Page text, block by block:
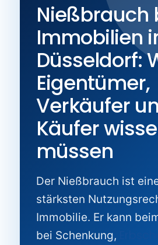
Nießbrauch
Immobilien
Düsseldorf:
Eigentümer,
Verkäufer
Käufer
müssen
Der Nießbrauch ist
stärksten
Immobilie. Er kann
bei Schenkung,